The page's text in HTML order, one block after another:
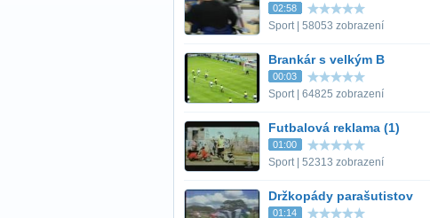
02:58
Sport | 58053 zobrazení
Brankár s velkým B
00:03
Sport | 64825 zobrazení
Futbalová reklama (1)
01:00
Sport | 52313 zobrazení
Držkopády parašutistov
01:14